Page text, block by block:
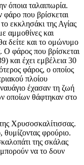
όποια ταλαιπωρία.
φάρο που βρίσκεται
εκκλησάκι της Αγίας
αμμοθίνες και
δείτε και το ομώνυμο
Ο φάρος που βρίσκεται
και έχει εμβέλεια 30
φάρος, ο οποίος
πλοίου
έχασαν τη ζωή
οποίων θάφτηκαν στο
Χρυσοσκαλίτισσας.
φρούριο.
της σκάλας
να το δουν